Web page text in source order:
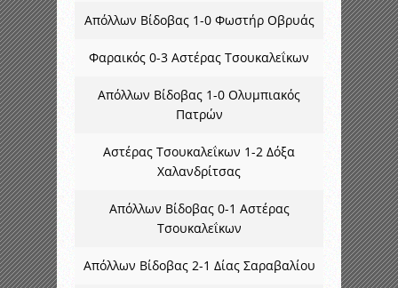
Απόλλων Βίδοβας 1-0 Φωστήρ Οβρυάς
Φαραικός 0-3 Αστέρας Τσουκαλεΐκων
Απόλλων Βίδοβας 1-0 Ολυμπιακός
Πατρών
Αστέρας Τσουκαλεΐκων 1-2 Δόξα
Χαλανδρίτσας
Απόλλων Βίδοβας 0-1 Αστέρας
Τσουκαλεΐκων
Απόλλων Βίδοβας 2-1 Δίας Σαραβαλίου